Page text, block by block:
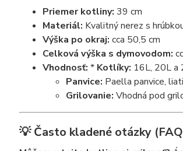
Priemer kotliny: 39 cm
Materiál: Kvalitný nerez s
Výška po okraj: cca 50,5 cm
Celková výška s dymovodom:
Vhodnosť: * Kotlíky: 16L, 20L a
Panvice: Paella panvice,
Grilovanie: Vhodná pod
💡 Často kladené otázky